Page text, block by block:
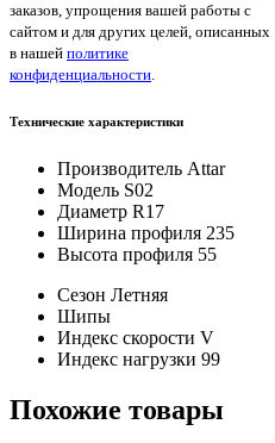
заказов, упрощения вашей работы с
сайтом и для других целей, описанных
в нашей политике
конфиденциальности.
Технические характеристики
Производитель Attar
Модель S02
Диаметр R17
Ширина профиля 235
Высота профиля 55
Сезон Летняя
Шипы
Индекс скорости V
Индекс нагрузки 99
Похожие товары